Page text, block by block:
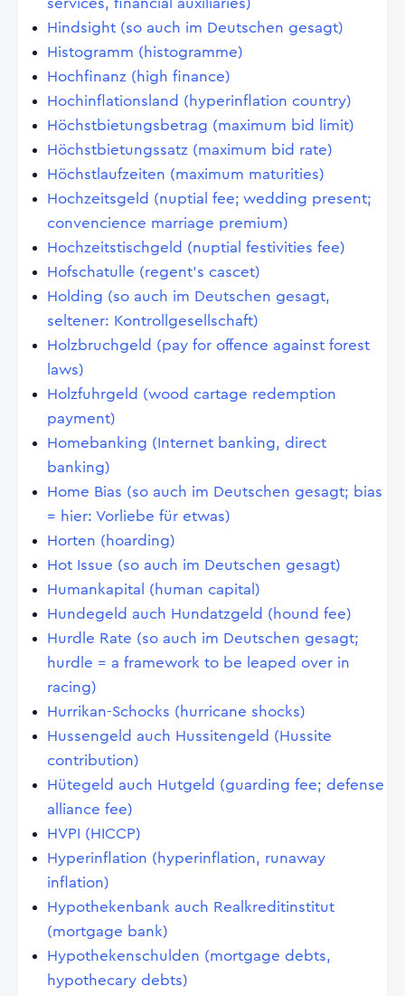
services, financial auxiliaries)
Hindsight (so auch im Deutschen gesagt)
Histogramm (histogramme)
Hochfinanz (high finance)
Hochinflationsland (hyperinflation country)
Höchstbietungsbetrag (maximum bid limit)
Höchstbietungssatz (maximum bid rate)
Höchstlaufzeiten (maximum maturities)
Hochzeitsgeld (nuptial fee; wedding present;
convencience marriage premium)
Hochzeitstischgeld (nuptial festivities fee)
Hofschatulle (regent's cascet)
Holding (so auch im Deutschen gesagt,
seltener: Kontrollgesellschaft)
Holzbruchgeld (pay for offence against forest
laws)
Holzfuhrgeld (wood cartage redemption
payment)
Homebanking (Internet banking, direct
banking)
Home Bias (so auch im Deutschen gesagt; bias
= hier: Vorliebe für etwas)
Horten (hoarding)
Hot Issue (so auch im Deutschen gesagt)
Humankapital (human capital)
Hundegeld auch Hundatzgeld (hound fee)
Hurdle Rate (so auch im Deutschen gesagt;
hurdle = a framework to be leaped over in
racing)
Hurrikan-Schocks (hurricane shocks)
Hussengeld auch Hussitengeld (Hussite
contribution)
Hütegeld auch Hutgeld (guarding fee; defense
alliance fee)
HVPI (HICCP)
Hyperinflation (hyperinflation, runaway
inflation)
Hypothekenbank auch Realkreditinstitut
(mortgage bank)
Hypothekenschulden (mortgage debts,
hypothecary debts)